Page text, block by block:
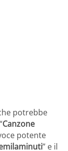
potrebbe
Canzone
potente
” e il